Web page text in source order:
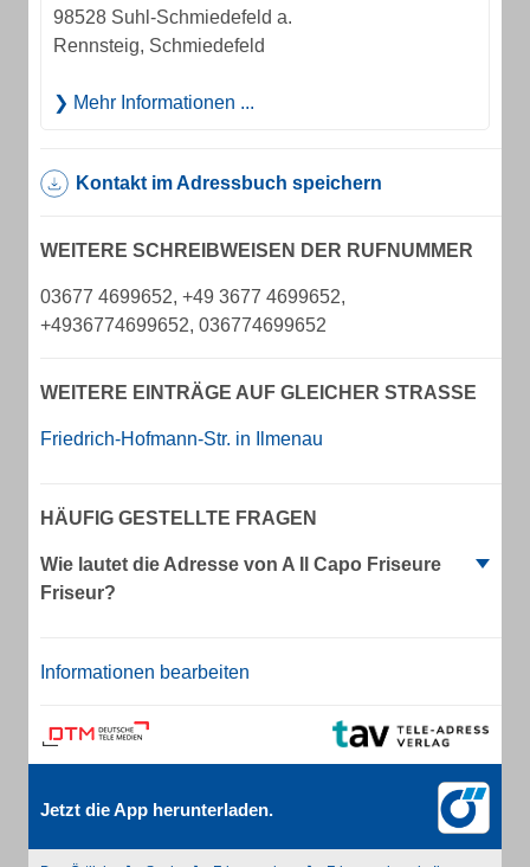
98528 Suhl-Schmiedefeld a.
Rennsteig, Schmiedefeld
Mehr Informationen ...
Kontakt im Adressbuch speichern
WEITERE SCHREIBWEISEN DER RUFNUMMER
03677 4699652, +49 3677 4699652,
+4936774699652, 036774699652
WEITERE EINTRÄGE AUF GLEICHER STRASSE
Friedrich-Hofmann-Str. in Ilmenau
HÄUFIG GESTELLTE FRAGEN
Wie lautet die Adresse von A Il Capo Friseure
Friseur?
Informationen bearbeiten
Jetzt die App herunterladen.